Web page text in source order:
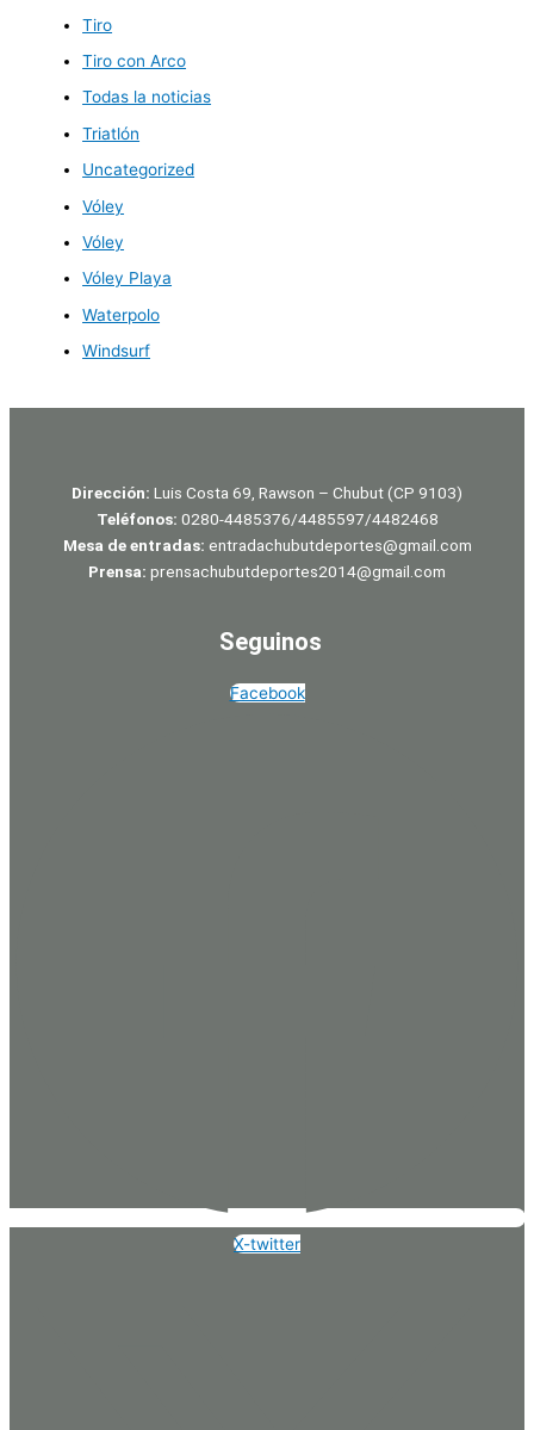
Tiro
Tiro con Arco
Todas la noticias
Triatlón
Uncategorized
Vóley
Vóley
Vóley Playa
Waterpolo
Windsurf
Dirección: Luis Costa 69, Rawson – Chubut (CP 9103)
Teléfonos: 0280-4485376/4485597/4482468
Mesa de entradas: entradachubutdeportes@gmail.com
Prensa: prensachubutdeportes2014@gmail.com
Seguinos
Facebook
X-twitter